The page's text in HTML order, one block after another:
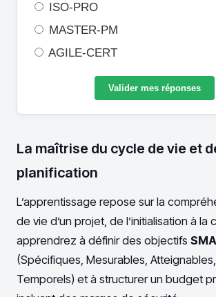
ISO-PRO
MASTER-PM
AGILE-CERT
Valider mes réponses
La maîtrise du cycle de vie et
planification
L’apprentissage repose sur la
de vie d’un projet, de l’initialisation à la
apprendrez à définir des objectifs
(Spécifiques, Mesurables,
Temporels) et à structurer un budget